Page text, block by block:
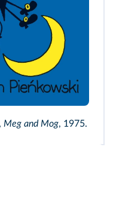
Meg and Mog, 1975.